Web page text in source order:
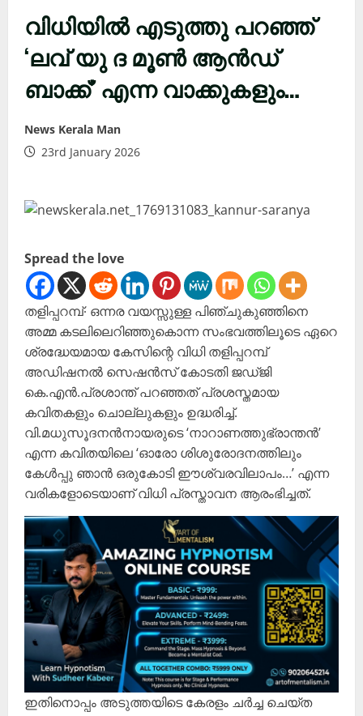
വിധിയിൽ എടുത്തു പറഞ്ഞ്
‘ലവ് യു ദ മൂൺ ആൻ‍ഡ്
ബാക്ക്’ എന്ന വാക്കുകളും…
News Kerala Man
23rd January 2026
Spread the love
തളിപ്പറമ്പ്∙ ഒന്നര വയസ്സുള്ള പിഞ്ചുകുഞ്ഞിനെ
അമ്മ കടലിലെറിഞ്ഞുകൊന്ന സംഭവത്തിലൂടെ ഏറെ
ശ്രദ്ധേയമായ കേസിന്റെ വിധി തളിപ്പറമ്പ്
അഡിഷനൽ സെഷൻസ് കോടതി ജ‍ഡ്ജി
കെ.എൻ.പ്രശാന്ത് പറഞ്ഞത് പ്രശസ്തമായ
കവിതകളും ചൊല്ലുകളും ഉദ്ധരിച്ച്.
വി.മധുസൂദനൻനായരുടെ ‘നാറാണത്തുഭ്രാന്തൻ’
എന്ന കവിതയിലെ ‘ഓരോ ശിശുരോദനത്തിലും
കേൾപ്പു ഞാൻ ഒരുകോടി ഈശ്വരവിലാപം…’ എന്ന
വരികളോടെയാണ് വിധി പ്രസ്താവന ആരംഭിച്ചത്.
ഇതിനൊപ്പം അടുത്തയിടെ കേരളം ചർച്ച ചെയ്ത